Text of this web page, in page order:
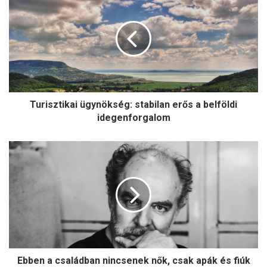
energiakrízis legnagyobb
rémhírterjesztője (VIDEÓ)
r
i
s
z
t
k
g
y
g
Turisztikai ügynökség: stabilan erős a belföldi
idegenforgalom
E
b
a
Ebben a családban nincsenek nők, csak apák és fiúk